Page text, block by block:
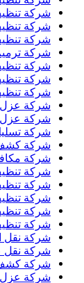
شركة
شركة
شركة
شركة
شركة
شركة
شركة
شركة عزل
شركة عزل
شركة
شركة كشف
شركة
شركة
شركة
شركة
شركة
شركة
شركة نقل
شركة نقل
شركة كشف
شركة عزل